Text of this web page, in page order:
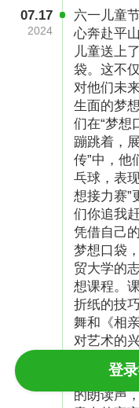
07.17
2024
六一儿童
心奔赴平
儿童送上
袋。这不
对他们未
生面的梦
们在“梦想
蹦跳着，
传”中，他
乓球，表
想接力赛”
们你追我
凭借自己
梦想口袋
贸大学的
想课程。
折纸的技
舞和《相
对艺术的
中，孩子
文《少年
的朗读声
登